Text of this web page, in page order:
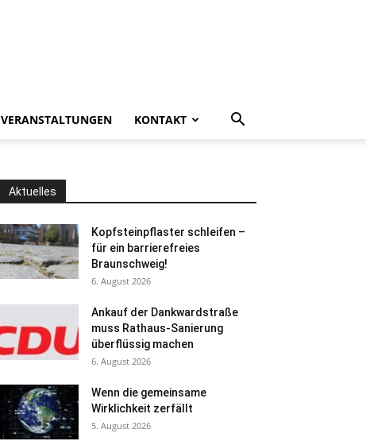
VERANSTALTUNGEN KONTAKT
Aktuelles
Kopfsteinpflaster schleifen –
für ein barrierefreies
Braunschweig!
6. August 2026
Ankauf der Dankwardstraße
muss Rathaus-Sanierung
überflüssig machen
6. August 2026
Wenn die gemeinsame
Wirklichkeit zerfällt
5. August 2026